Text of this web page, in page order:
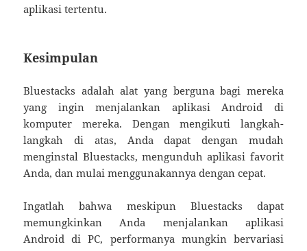
aplikasi tertentu.
Kesimpulan
Bluestacks adalah alat yang berguna bagi mereka
yang ingin menjalankan aplikasi Android di
komputer mereka. Dengan mengikuti langkah-
langkah di atas, Anda dapat dengan mudah
menginstal Bluestacks, mengunduh aplikasi favorit
Anda, dan mulai menggunakannya dengan cepat.
Ingatlah bahwa meskipun Bluestacks dapat
memungkinkan Anda menjalankan aplikasi
Android di PC, performanya mungkin bervariasi